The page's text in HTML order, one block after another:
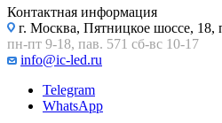
Контактная информация
г. Москва, Пятницкое шоссе, 18,
пн-пт 9-18, пав. 571 сб-вс 10-17
info@ic-led.ru
Telegram
WhatsApp